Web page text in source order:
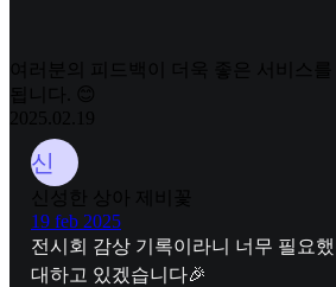
여러분의 피드백이 더욱 좋은 서비스를
됩니다. 😊
2025.02.19
신
신성한 상아 제비꽃
19 feb 2025
전시회 감상 기록이라니 너무 필요
대하고 있겠습니다🎉